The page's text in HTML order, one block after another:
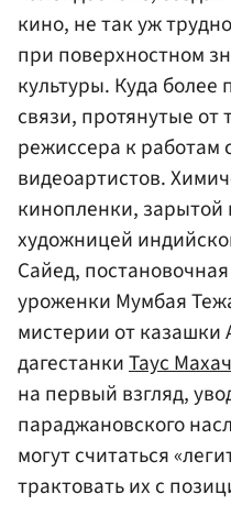
кино, не так уж
при поверхностном
культуры. Куда
связи, протянутые от
режиссера к работам
видеоартистов.
кинопленки,
художницей
Сайед,
уроженки Мумбая
мистерии от казашки
дагестанкиТаус
на первый взгляд,
параджановского
могут считаться
трактовать их с